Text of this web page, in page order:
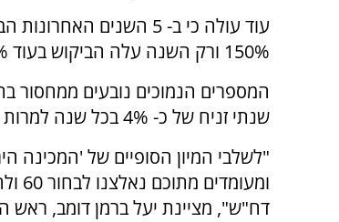
עוד עולה כי ב- 5 השנים
150% ורק השנה עלה הביקוש בעוד 20% .
המספרים הנמוכים נובעים ממחסור
שנתי זניח של כ- 4% בכל שנה למרות הרצון של המכינות לקבל מספרים משמעותיים יותר.
דח"ש", מציינת יעל ברמן דומב, ראש